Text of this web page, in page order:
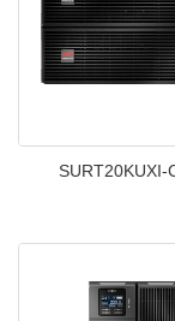
SURT20KUXI-